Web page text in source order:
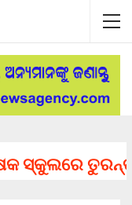
ତୁରନ୍ତ